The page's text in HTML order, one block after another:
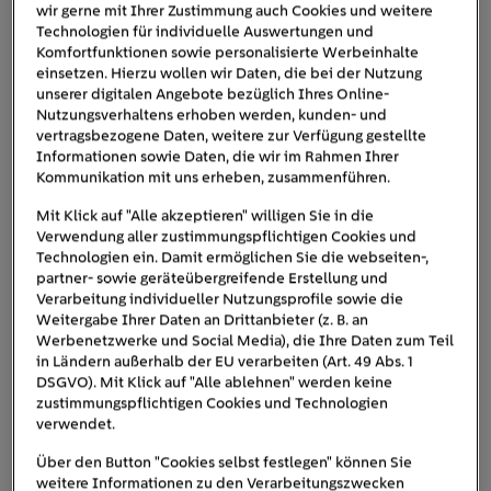
E-Auto-Batterie: So beeinflusst sie die
CO₂-Bilanz von Elektroautos
Seit den Anfängen der Elektromobilität führen Kritiker
das Argument ins Feld, dass die CO ₂-Bilanz von E-Autos
der Herstellung ihrer Batterien zum Opfer fällt. Zeitweise
Auto-Batterie in der Herstellung bei unglaublichen 17
Tonnen liegt. Doch besitzt diese Behauptung noch die
Relevanz, die sie vor einigen Jahren hatte?
DiverseStudien
relativieren dieses Argument
mittlerweile. Dabei wurde auch immer wieder
aufgezeigt, dass der Hauptgrund für denMythos, ein E-
Auto sei umweltschädlicher als ein Verbrenner, in der
sogenannten „Schweden-Studie“ aus dem Jahr 2017 zu
finden ist. Die hier präsentierten Zahlen (150 bis 200
Kilogramm CO₂pro Kilowattstunde Kapazität) wurden
wir gerne mit Ihrer Zustimmung auch Cookies und weitere
Technologien für individuelle Auswertungen und
Komfortfunktionen sowie personalisierte Werbeinhalte
einsetzen. Hierzu wollen wir Daten, die bei der Nutzung
unserer digitalen Angebote bezüglich Ihres Online-
Nutzungsverhaltens erhoben werden, kunden- und
vertragsbezogene Daten, weitere zur Verfügung gestellte
Informationen sowie Daten, die wir im Rahmen Ihrer
Kommunikation mit uns erheben, zusammenführen.
Mit Klick auf "Alle akzeptieren" willigen Sie in die
Verwendung aller zustimmungspflichtigen Cookies und
Technologien ein. Damit ermöglichen Sie die webseiten-,
partner- sowie geräteübergreifende Erstellung und
Verarbeitung individueller Nutzungsprofile sowie die
Weitergabe Ihrer Daten an Drittanbieter (z. B. an
Werbenetzwerke und Social Media), die Ihre Daten zum Teil
in Ländern außerhalb der EU verarbeiten (Art. 49 Abs. 1
DSGVO). Mit Klick auf "Alle ablehnen" werden keine
zustimmungspflichtigen Cookies und Technologien
verwendet.
Über den Button "Cookies selbst festlegen" können Sie
weitere Informationen zu den Verarbeitungszwecken